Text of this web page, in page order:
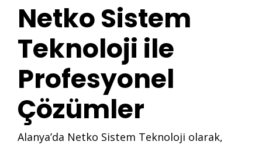
Netko Sistem
Teknoloji ile
Profesyonel
Çözümler
Alanya’da Netko Sistem Teknoloji olarak,